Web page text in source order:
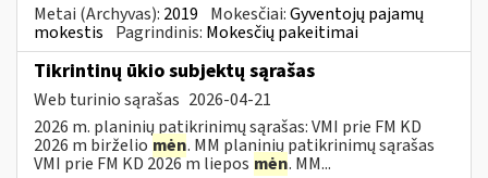
Metai (Archyvas): 2019 Mokesčiai:Gyventojų pajamų
mokestis Pagrindinis: Mokesčių pakeitimai
Tikrintinų ūkio subjektų sąrašas
Web turinio sąrašas 2026-04-21
2026 m. planinių patikrinimų sąrašas: VMI prie FM KD
2026 m birželio mėn. MM planinių patikrinimų sąrašas
VMI prie FM KD 2026 m liepos mėn. MM...